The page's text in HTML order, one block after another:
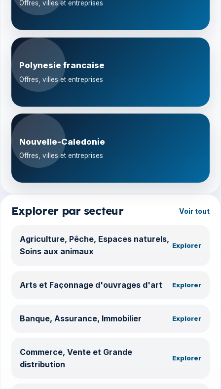
Offres, villes et entreprises
Polynesie francaise
Offres, villes et entreprises
Nouvelle-Caledonie
Offres, villes et entreprises
Explorer par secteur Voir tout
Agriculture, Pêche, Espaces naturels,
Soins aux animaux
Explorer
Arts et Façonnage d'ouvrages d'art Explorer
Banque, Assurance, Immobilier Explorer
Commerce, Vente et Grande
distribution
Explorer